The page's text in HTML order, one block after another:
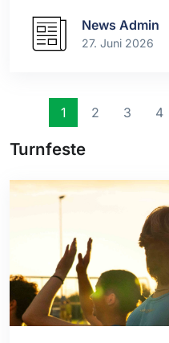
News Admin
27. Juni 2026
1 2 3 4
Turnfeste